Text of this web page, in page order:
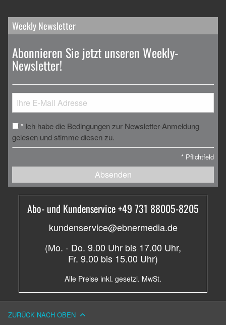
Weekly Newsletter
Abonnieren Sie jetzt unseren Weekly-
Newsletter!
* Ich habe die Bedingungen zur Newsletter-Anmeldung
gelesen und stimme diesen zu.
* Pflichtfeld
Absenden
Abo- und Kundenservice +49 731 88005-8205
kundenservice@ebnermedia.de
(Mo. - Do. 9.00 Uhr bis 17.00 Uhr,
Fr. 9.00 bis 15.00 Uhr)
Alle Preise inkl. gesetzl. MwSt.
ZURÜCK NACH OBEN